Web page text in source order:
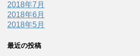
2018年7月
2018年6月
2018年5月
最近の投稿